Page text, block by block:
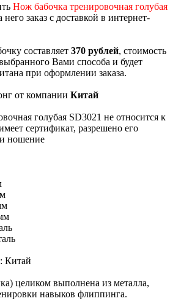
Нож бабочка тренировочная голубая
заказ с доставкой в интернет-
составляет 370 рублей, стоимость
Вами способа и будет
при оформлении заказа.
от компании Китай
голубая SD3021 не относится к
сертификат, разрешено его
ношение
Китай
целиком выполнена из металла,
навыков флиппинга.